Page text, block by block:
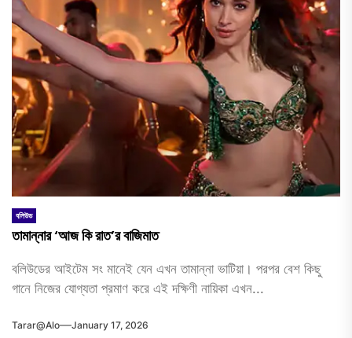
বলিউড
তামান্নার ‘আজ কি রাত’র বাজিমাত
বলিউডের আইটেম সং মানেই যেন এখন তামান্না ভাটিয়া। পরপর বেশ কিছু
গানে নিজের যোগ্যতা প্রমাণ করে এই দক্ষিণী নায়িকা এখন...
Tarar@alo January 17, 2026